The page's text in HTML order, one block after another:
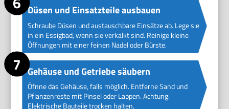
Düsen und Einsatzteile ausbauen
Schraube Düsen und austauschbare Einsätze ab. Lege sie
in ein Essigbad, wenn sie verkalkt sind. Reinige kleine
Öffnungen mit einer feinen Nadel oder Bürste.
Gehäuse und Getriebe säubern
Öfnne das Gehäuse, falls möglich. Entferne Sand und
Pflanzenreste mit Pinsel oder Lappen. Achtung:
Elektrische Bauteile trocken halten.